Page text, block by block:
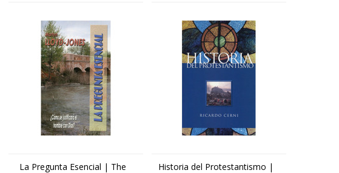
La Pregunta Esencial | The
Historia del Protestantismo |